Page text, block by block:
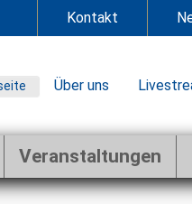
Kontakt
Über uns
Veranstaltungen